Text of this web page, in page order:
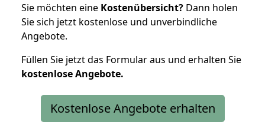
Sie möchten eine Kostenübersicht? Dann holen
Sie sich jetzt kostenlose und unverbindliche
Angebote.
Füllen Sie jetzt das Formular aus und erhalten Sie
kostenloseAngebote.
Kostenlose Angebote erhalten